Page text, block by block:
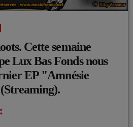
Cette semaine
Lux Bas Fonds nous
EP "Amnésie